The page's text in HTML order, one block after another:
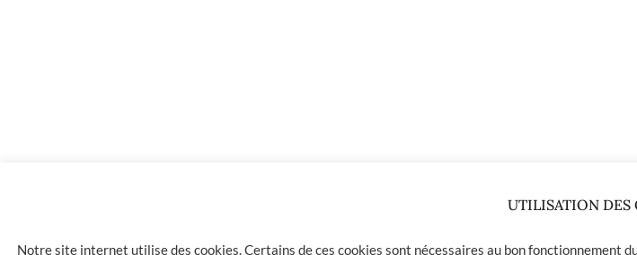
UTILISATION DES
Notre site internet utilise des cookies. Certains de ces cookies sont nécessaires au bon